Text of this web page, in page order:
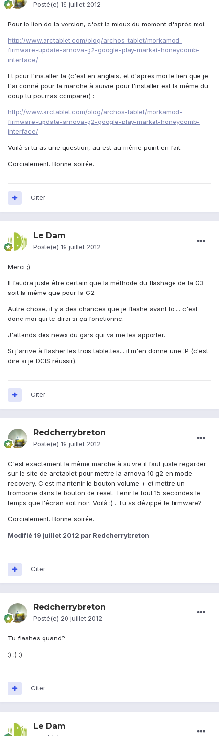
Posté(e) 19 juillet 2012
Pour le lien de la version, c'est la mieux du moment d'après moi:
http://www.arctablet.com/blog/archos-tablet/morkamod-
firmware-update-arnova-g2-google-play-market-honeycomb-
interface/
Et pour l'installer là (c'est en anglais, et d'après moi le lien que je
t'ai donné pour la marche à suivre pour l'installer est la même du
coup tu pourras comparer) :
http://www.arctablet.com/blog/archos-tablet/morkamod-
firmware-update-arnova-g2-google-play-market-honeycomb-
interface/
Voilà si tu as une question, au est au même point en fait.
Cordialement. Bonne soirée.
Citer
Le Dam
Posté(e) 19 juillet 2012
Merci ;)
Il faudra juste être certain que la méthode du flashage de la G3
soit la même que pour la G2.
Autre chose, il y a des chances que je flashe avant toi... c'est
donc moi qui te dirai si ça fonctionne.
J'attends des news du gars qui va me les apporter.
Si j'arrive à flasher les trois tablettes... il m'en donne une :P (c'est
dire si je DOIS réussir).
Citer
Redcherrybreton
Posté(e) 19 juillet 2012
C'est exactement la même marche à suivre il faut juste regarder
sur le site de arctablet pour mettre la arnova 10 g2 en mode
recovery. C'est maintenir le bouton volume + et mettre un
trombone dans le bouton de reset. Tenir le tout 15 secondes le
temps que l'écran soit noir. Voilà :) . Tu as dézippé le firmware?
Cordialement. Bonne soirée.
Modifié 19 juillet 2012 par Redcherrybreton
Citer
Redcherrybreton
Posté(e) 20 juillet 2012
Tu flashes quand?
:) :) :)
Citer
Le Dam